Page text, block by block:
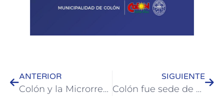
ANTERIOR
Colón y la Microrregión Tierra de Palmares avanzan junto a la Provincia en la consolidación del Observatorio Económico Turístico
SIGUIENTE
Colón fue sede de una jornada regional estratégica para la prevención y detección del delito de trata de personas